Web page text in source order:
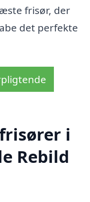
frisør, der
det perfekte
i
Rebild